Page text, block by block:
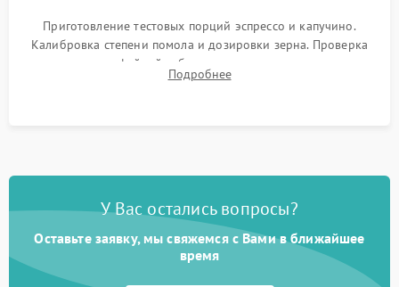
Приготовление тестовых порций эспрессо и капучино.
Калибровка степени помола и дозировки зерна. Проверка
плотности кофейной таблетки, температуры напитка и
качества молочной пены. Контроль отсутствия посторонних
Подробнее
У Вас остались вопросы?
Оставьте заявку, мы свяжемся с Вами в ближайшее
время